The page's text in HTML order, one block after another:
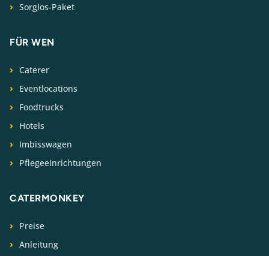
Sorglos-Paket
FÜR WEN
Caterer
Eventlocations
Foodtrucks
Hotels
Imbisswagen
Pflegeeinrichtungen
CATERMONKEY
Preise
Anleitung